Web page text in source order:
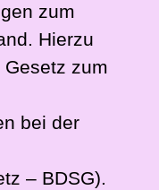
zum
Hierzu
zum
bei der
– BDSG).